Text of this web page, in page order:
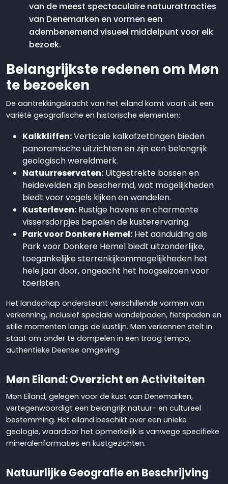
van de meest spectaculaire natuurattracties
van Denemarken en vormen een
adembenemend visueel middelpunt voor elk
bezoek.
Belangrijkste redenen om Møn
te bezoeken
De aantrekkingskracht van het eiland komt voort uit een
variété geografische en historische elementen:
Kalkkliffen:Verticale kalkafzettingen bieden
panoramische uitzichten en zijn een belangrijk
geologisch wereldmerk.
Natuurreservaten: Uitgestrekte bossen en
heidevelden zijn beschermd, wat mogelijkheden
biedt voor vogels kijken en wandelen.
Kusterleven: Rustige havens en charmante
vissersdorpjes bepalen de kusterervaring.
Park voor Donkere Hemel: Het aanduiding als
Park voor Donkere Hemel biedt uitzonderlijke,
toegankelijke sterrenkijkommogelijkheden het
hele jaar door, ongeacht het hoogseizoen voor
toeristen.
Het landschap ondersteunt verschillende vormen van
verkenning, inclusief speciale wandelpaden, fietspaden en
stille momenten langs de kustlijn. Møn verkennen stelt in
staat om onder te dompelen in een traag tempo,
authentieke Deense omgeving.
Møn Eiland: Overzicht en Activiteiten
Møn Eiland, gelegen voor de kust van Denemarken,
vertegenwoordigt een belangrijk natuur- en cultureel
bestemming. Het eiland beschikt over een unieke
geologie, waardoor het opmerkelijk is vanwege specifieke
mineralenformaties en kustgezichten.
Natuurlijke Geografie en Beschrijving